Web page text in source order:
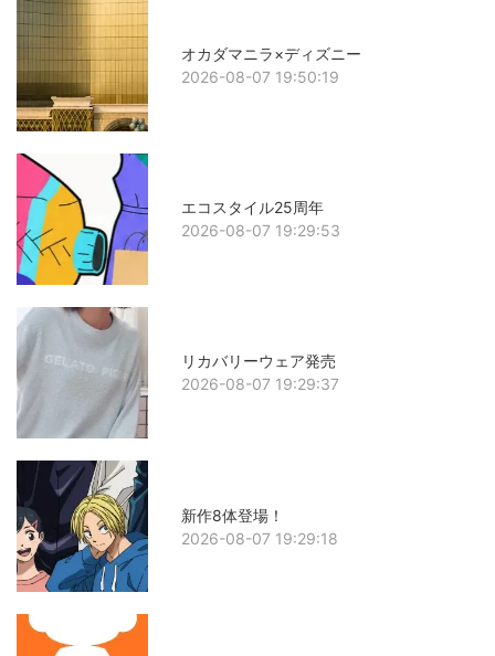
オカダマニラ×ディズニー
2026-08-07 19:50:19
エコスタイル25周年
2026-08-07 19:29:53
リカバリーウェア発売
2026-08-07 19:29:37
新作8体登場！
2026-08-07 19:29:18